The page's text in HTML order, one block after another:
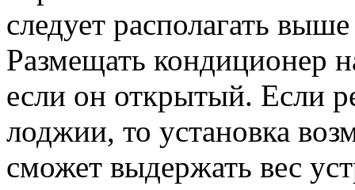
следует располагать
Размещать кондиционер
если он открытый. Если
лоджии, то установка
сможет выдержать вес